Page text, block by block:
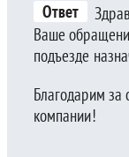
Ответ
Ваше
подъезде
Благодарим
компании!